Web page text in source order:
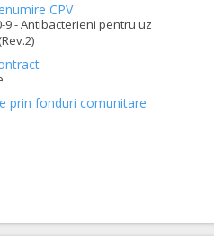
CPV
9 - Antibacterieni pentru uz
prin fonduri comunitare